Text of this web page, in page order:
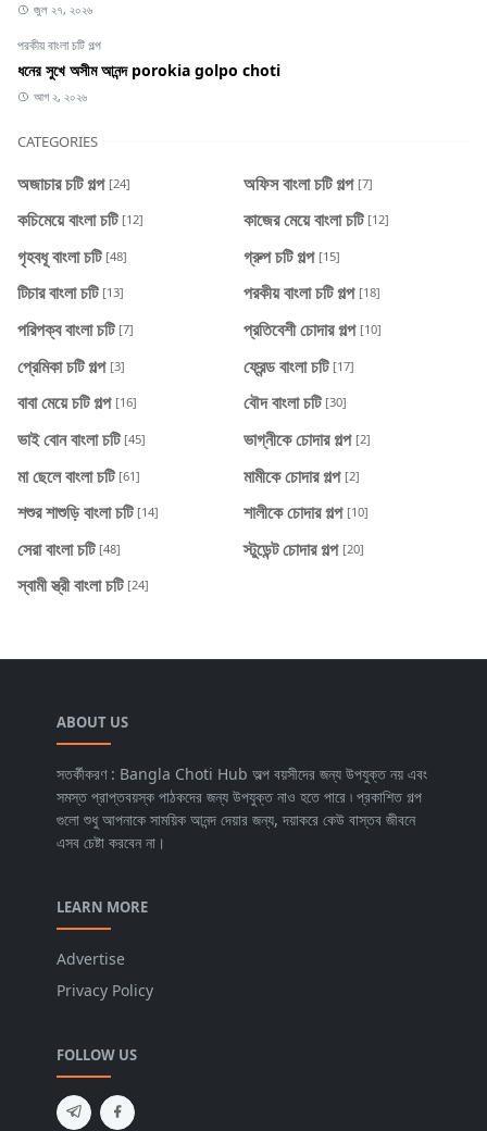
জুল ২৭, ২০২৬
পরকীয় বাংলা চটি গল্প
ধনের সুখে অসীম আনন্দ porokia golpo choti
আগ ২, ২০২৬
CATEGORIES
অজাচার চটি গল্প [24] অফিস বাংলা চটি গল্প [7]
কচিমেয়ে বাংলা চটি [12] কাজের মেয়ে বাংলা চটি [12]
গৃহবধূ বাংলা চটি [48] গ্রুপ চটি গল্প [15]
টিচার বাংলা চটি [13] পরকীয় বাংলা চটি গল্প [18]
পরিপক্ব বাংলা চটি [7] প্রতিবেশী চোদার গল্প [10]
প্রেমিকা চটি গল্প [3] ফ্রেন্ড বাংলা চটি [17]
বাবা মেয়ে চটি গল্প [16] বৌদ বাংলা চটি [30]
ভাই বোন বাংলা চটি [45] ভাগ্নীকে চোদার গল্প [2]
মা ছেলে বাংলা চটি [61] মামীকে চোদার গল্প [2]
শশুর শাশুড়ি বাংলা চটি [14] শালীকে চোদার গল্প [10]
সেরা বাংলা চটি [48] স্টুডেন্ট চোদার গল্প [20]
স্বামী স্ত্রী বাংলা চটি [24]
ABOUT US
সতর্কীকরণ : Bangla Choti Hub অল্প বয়সীদের জন্য উপযুক্ত নয় এবং
সমস্ত প্রাপ্তবয়স্ক পাঠকদের জন্য উপযুক্ত নাও হতে পারে ৷ প্রকাশিত গল্প
গুলো শুধু আপনাকে সাময়িক আনন্দ দেয়ার জন্য, দয়াকরে কেউ বাস্তব জীবনে
এসব চেষ্টা করবেন না।
LEARN MORE
Advertise
Privacy Policy
FOLLOW US